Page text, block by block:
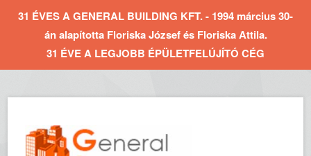
31 ÉVES A GENERAL BUILDING KFT. - 1994 március 30-
án alapította Floriska József és Floriska Attila.
31 ÉVE A LEGJOBB ÉPÜLETFELÚJÍTÓ CÉG